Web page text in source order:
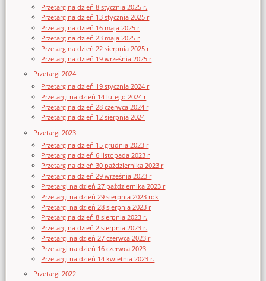
Przetarg na dzień 8 stycznia 2025 r.
Przetarg na dzień 13 stycznia 2025 r
Przetarg na dzień 16 maja 2025 r
Przetarg na dzień 23 maja 2025 r
Przetarg na dzień 22 sierpnia 2025 r
Przetarg na dzień 19 września 2025 r
Przetargi 2024
Przetarg na dzień 19 stycznia 2024 r
Przetargi na dzień 14 lutego 2024 r
Przetarg na dzień 28 czerwca 2024 r
Przetarg na dzień 12 sierpnia 2024
Przetargi 2023
Przetarg na dzień 15 grudnia 2023 r
Przetarg na dzień 6 listopada 2023 r
Przetarg na dzień 30 października 2023 r
Przetarg na dzień 29 września 2023 r
Przetargi na dzień 27 października 2023 r
Przetargi na dzień 29 sierpnia 2023 rok
Przetargi na dzień 28 sierpnia 2023 r
Przetarg na dzień 8 sierpnia 2023 r.
Przetarg na dzień 2 sierpnia 2023 r.
Przetargi na dzień 27 czerwca 2023 r
Przetargi na dzień 16 czerwca 2023
Przetargi na dzień 14 kwietnia 2023 r.
Przetargi 2022